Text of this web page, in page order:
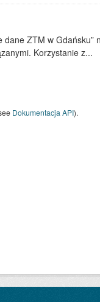
ZTM w
Korzystanie z...
Dokumentacja API).